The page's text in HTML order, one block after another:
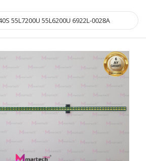
55L7200U 55L6200U 6922L-0028A
0832A LC550EUH PE F1